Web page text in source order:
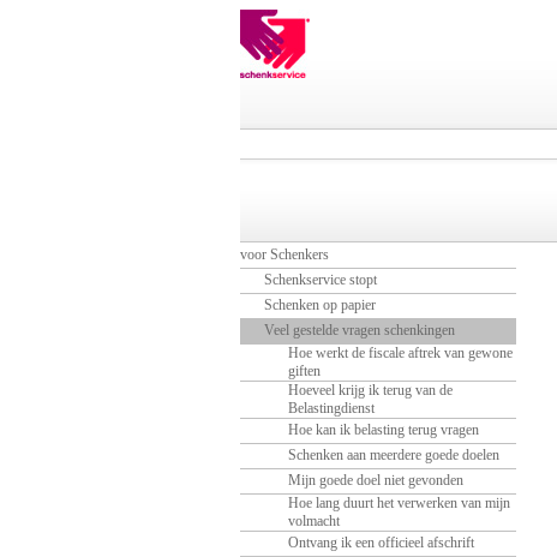
voor Schenkers
Schenkservice stopt
Schenken op papier
Veel gestelde vragen schenkingen
Hoe werkt de fiscale aftrek van gewone
giften
Hoeveel krijg ik terug van de
Belastingdienst
Hoe kan ik belasting terug vragen
Schenken aan meerdere goede doelen
Mijn goede doel niet gevonden
Hoe lang duurt het verwerken van mijn
volmacht
Ontvang ik een officieel afschrift